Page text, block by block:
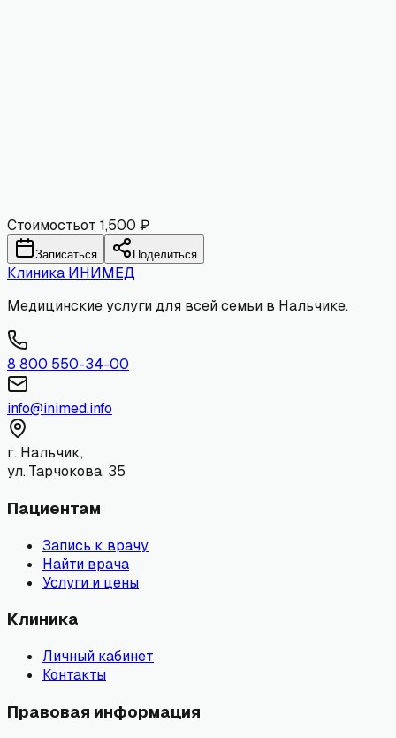
Стоимостьот 1,500 ₽
Записаться Поделиться
Клиника ИНИМЕД
Медицинские услуги для всей семьи в Нальчике.
8 800 550-34-00
info@inimed.info
г. Нальчик,
ул. Тарчокова, 35
Пациентам
Запись к врачу
Найти врача
Услуги и цены
Клиника
Личный кабинет
Контакты
Правовая информация